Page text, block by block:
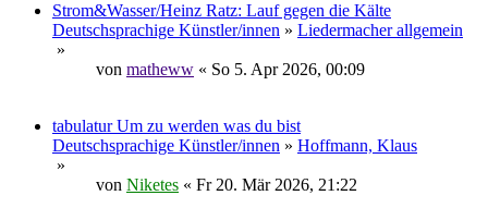
Strom&Wasser/Heinz Ratz: Lauf gegen die Kälte
Deutschsprachige Künstler/innen » Liedermacher allgemein
»
von matheww « So 5. Apr 2026, 00:09
tabulatur Um zu werden was du bist
Deutschsprachige Künstler/innen » Hoffmann, Klaus
»
von Niketes « Fr 20. Mär 2026, 21:22